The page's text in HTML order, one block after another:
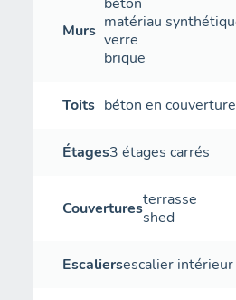
Murs matériau
verre
brique
Toits béton en couverture
Étages3 étages carrés
Couverturesterrasse
shed
Escaliersescalier intérieur